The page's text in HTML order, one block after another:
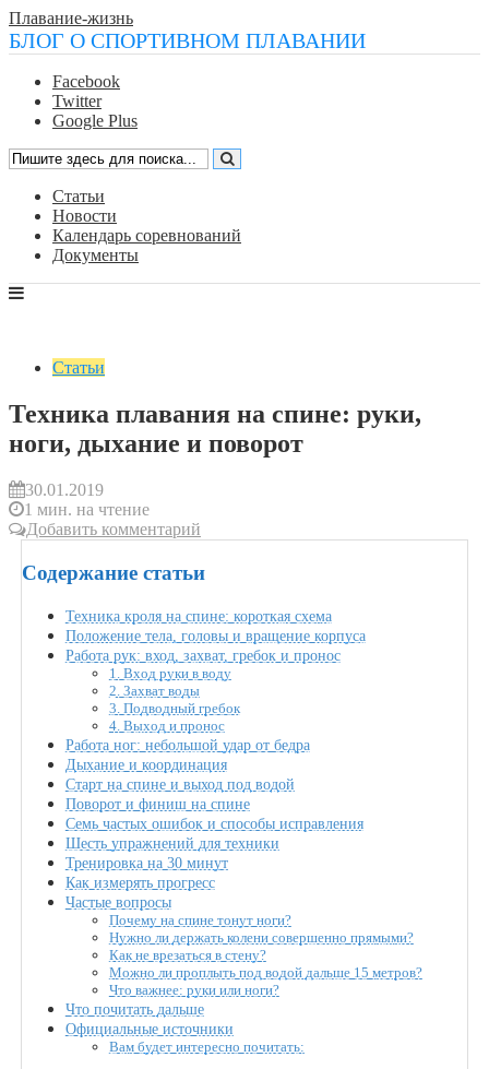
Плавание-жизнь
БЛОГ О СПОРТИВНОМ ПЛАВАНИИ
Facebook
Twitter
Google Plus
Статьи
Новости
Календарь соревнований
Документы
Статьи
Техника плавания на спине: руки,
ноги, дыхание и поворот
30.01.2019
1 мин. на чтение
Добавить комментарий
Содержание статьи
Техника кроля на спине: короткая схема
Положение тела, головы и вращение корпуса
Работа рук: вход, захват, гребок и пронос
1. Вход руки в воду
2. Захват воды
3. Подводный гребок
4. Выход и пронос
Работа ног: небольшой удар от бедра
Дыхание и координация
Старт на спине и выход под водой
Поворот и финиш на спине
Семь частых ошибок и способы исправления
Шесть упражнений для техники
Тренировка на 30 минут
Как измерять прогресс
Частые вопросы
Почему на спине тонут ноги?
Нужно ли держать колени совершенно прямыми?
Как не врезаться в стену?
Можно ли проплыть под водой дальше 15 метров?
Что важнее: руки или ноги?
Что почитать дальше
Официальные источники
Вам будет интересно почитать: